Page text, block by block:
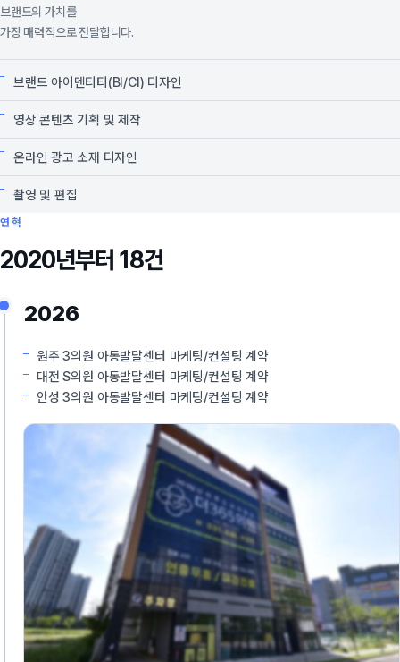
브랜드의 가치를
가장 매력적으로 전달합니다.
브랜드 아이덴티티(BI/CI) 디자인
영상 콘텐츠 기획 및 제작
온라인 광고 소재 디자인
촬영 및 편집
연혁
2020년부터 18건
2026
원주 3의원 아동발달센터 마케팅/컨설팅 계약
대전 S의원 아동발달센터 마케팅/컨설팅 계약
안성 3의원 아동발달센터 마케팅/컨설팅 계약